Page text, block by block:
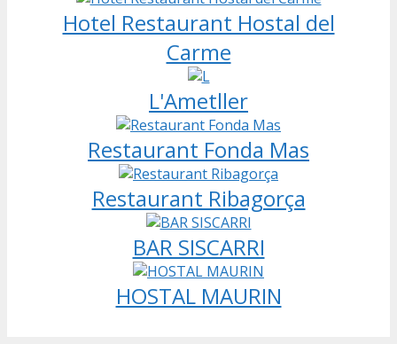
Hotel Restaurant Hostal del
Carme
L'Ametller
Restaurant Fonda Mas
Restaurant Ribagorça
BAR SISCARRI
HOSTAL MAURIN